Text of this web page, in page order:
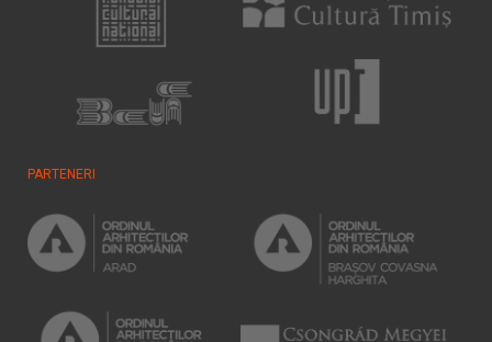
PARTENERI